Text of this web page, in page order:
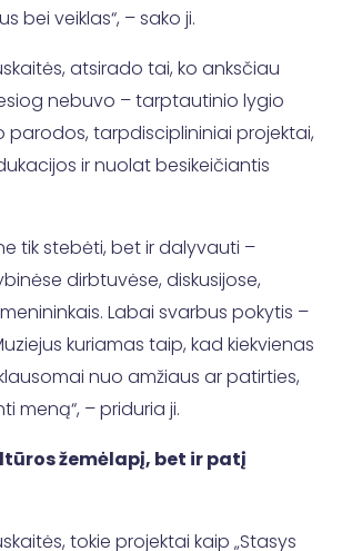
bei veiklas“, – sako ji.
atsirado tai, ko anksčiau
nebuvo – tarptautinio lygio
parodos, tarpdisciplininiai projektai,
ir nuolat besikeičiantis
tik stebėti, bet ir dalyvauti –
dirbtuvėse, diskusijose,
Labai svarbus pokytis –
kuriamas taip, kad kiekvienas
nuo amžiaus ar patirties,
meną“, – priduria ji.
žemėlapį, bet ir patį
tokie projektai kaip „Stasys